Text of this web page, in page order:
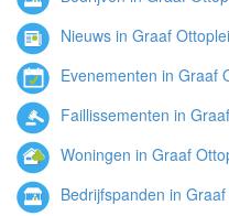
Nieuws in Graaf
Evenementen in Graaf
Faillissementen in
Woningen in Graaf
Bedrijfspanden in